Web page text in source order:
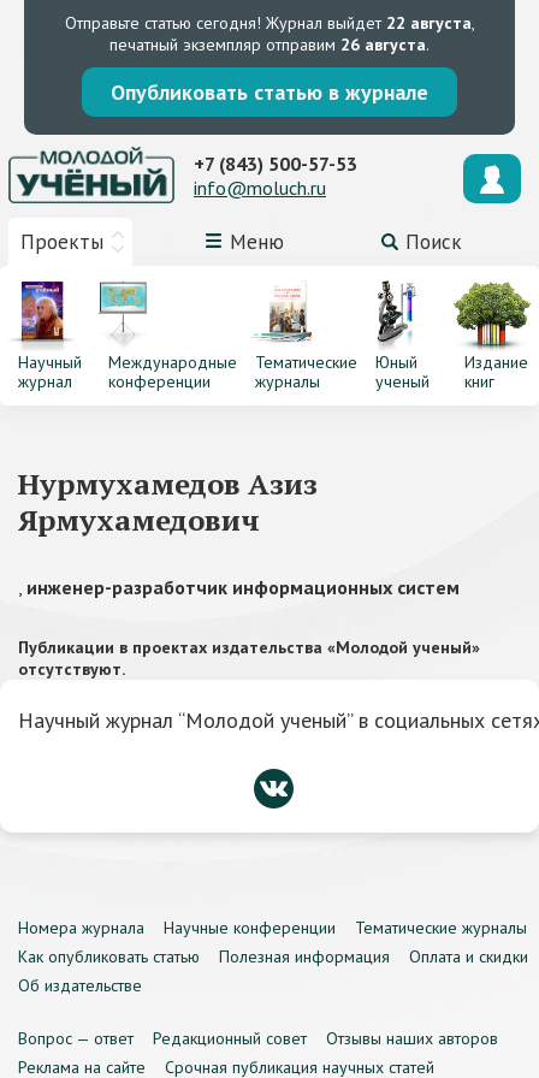
Отправьте статью сегодня! Журнал выйдет 22 августа,
печатный экземпляр отправим 26 августа.
Опубликовать статью в журнале
Проекты Меню Поиск
+7 (843) 500-57-53
info@moluch.ru
Научный
журнал
Международные
конференции
Тематические
журналы
Юный
ученый
Издание
книг
Нурмухамедов Азиз
Ярмухамедович
, инженер-разработчик информационных систем
Публикации в проектах издательства «Молодой ученый»
отсутствуют.
Научный журнал “Молодой ученый” в социальных
Номера журнала Научные конференции
Тематические журналы
Как опубликовать статью
Полезная информация
Оплата и скидки
Об издательстве
Вопрос — ответ Редакционный совет
Отзывы наших авторов
Реклама на сайте
Срочная публикация научных статей